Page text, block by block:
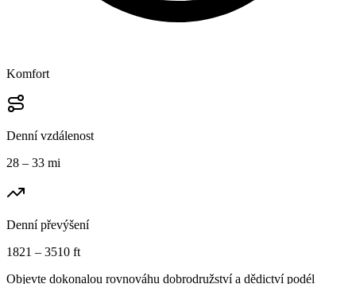
Komfort
Denní vzdálenost
28 – 33 mi
Denní převýšení
1821 – 3510 ft
Objevte dokonalou rovnováhu dobrodružství a dědictví podél